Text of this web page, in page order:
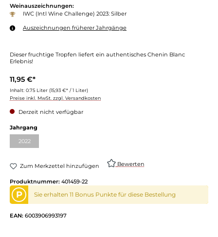
Weinauszeichnungen:
IWC (Intl Wine Challenge) 2023: Silber
Auszeichnungen früherer Jahrgänge
Dieser fruchtige Tropfen liefert ein authentisches Chenin Blanc
Erlebnis!
11,95 €*
Inhalt: 0.75 Liter (15,93 €* / 1 Liter)
Preise inkl. MwSt. zzgl. Versandkosten
Derzeit nicht verfügbar
Jahrgang
2022(Diese Option ist zurzeit nicht verfügbar.)
Zum Merkzettel hinzufügen Bewerten
Produktnummer: 401459-22
P Sie erhalten 11 Bonus Punkte für diese Bestellung
EAN: 6003906993197